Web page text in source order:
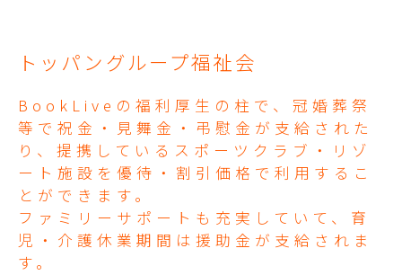
トッパングループ福祉会
BookLiveの福利厚生の柱で、冠婚葬祭
等で祝金・見舞金・弔慰金が支給された
り、提携しているスポーツクラブ・リゾ
ート施設を優待・割引価格で利用するこ
とができます。
ファミリーサポートも充実していて、育
児・介護休業期間は援助金が支給されま
す。